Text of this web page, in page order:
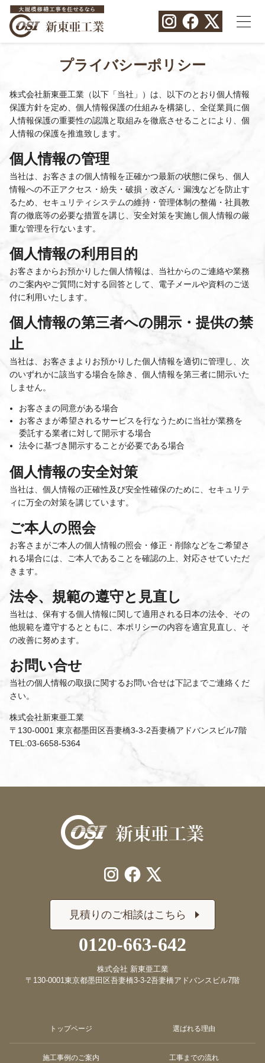
プライバシーポリシー
株式会社新東亜工業（以下「当社」）は、以下のとおり個人情報
保護方針を定め、個人情報保護の仕組みを構築し、全従業員に個
人情報保護の重要性の認識と取組みを徹底させることにより、個
人情報の保護を推進致します。
個人情報の管理
当社は、お客さまの個人情報を正確かつ最新の状態に保ち、個人
情報への不正アクセス・紛失・破損・改ざん・漏洩などを防止す
るため、セキュリティシステムの維持・管理体制の整備・社員教
育の徹底等の必要な措置を講じ、安全対策を実施し個人情報の厳
重な管理を行ないます。
個人情報の利用目的
お客さまからお預かりした個人情報は、当社からのご連絡や業務
のご案内やご質問に対する回答として、電子メールや資料のご送
付に利用いたします。
個人情報の第三者への開示・提供の禁
止
当社は、お客さまよりお預かりした個人情報を適切に管理し、次
のいずれかに該当する場合を除き、個人情報を第三者に開示いた
しません。
お客さまの同意がある場合
お客さまが希望されるサービスを行なうために当社が業務を
委託する業者に対して開示する場合
法令に基づき開示することが必要である場合
個人情報の安全対策
当社は、個人情報の正確性及び安全性確保のために、セキュリテ
ィに万全の対策を講じています。
ご本人の照会
お客さまがご本人の個人情報の照会・修正・削除などをご希望さ
れる場合には、ご本人であることを確認の上、対応させていただ
きます。
法令、規範の遵守と見直し
当社は、保有する個人情報に関して適用される日本の法令、その
他規範を遵守するとともに、本ポリシーの内容を適宜見直し、そ
の改善に努めます。
お問い合せ
当社の個人情報の取扱に関するお問い合せは下記までご連絡くだ
さい。
株式会社新東亜工業
〒130-0001 東京都墨田区吾妻橋3-3-2吾妻橋アドバンスビル7階
TEL:03-6658-5364
見積りのご相談はこちら
0120-663-642
株式会社 新東亜工業
〒130-0001東京都墨田区吾妻橋3-3-2吾妻橋アドバンスビル7階
トップページ 選ばれる理由
施工事例のご案内 工事までの流れ